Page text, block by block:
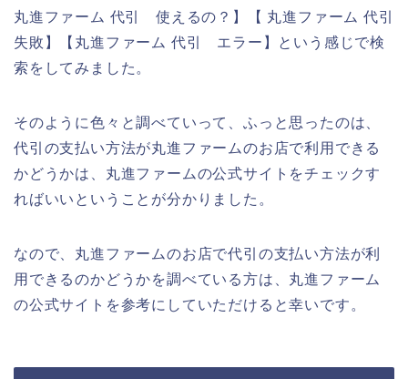
丸進ファーム 代引 使えるの？】【 丸進ファーム 代引
失敗】【丸進ファーム 代引 エラー】という感じで検
索をしてみました。
そのように色々と調べていって、ふっと思ったのは、
代引の支払い方法が丸進ファームのお店で利用できる
かどうかは、丸進ファームの公式サイトをチェックす
ればいいということが分かりました。
なので、丸進ファームのお店で代引の支払い方法が利
用できるのかどうかを調べている方は、丸進ファーム
の公式サイトを参考にしていただけると幸いです。